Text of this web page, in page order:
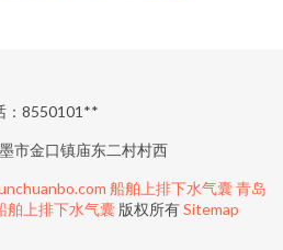
：8550101**
市金口镇庙东二村村西
船舶上排下水气囊青岛
舶上排下水气囊 版权所有Sitemap